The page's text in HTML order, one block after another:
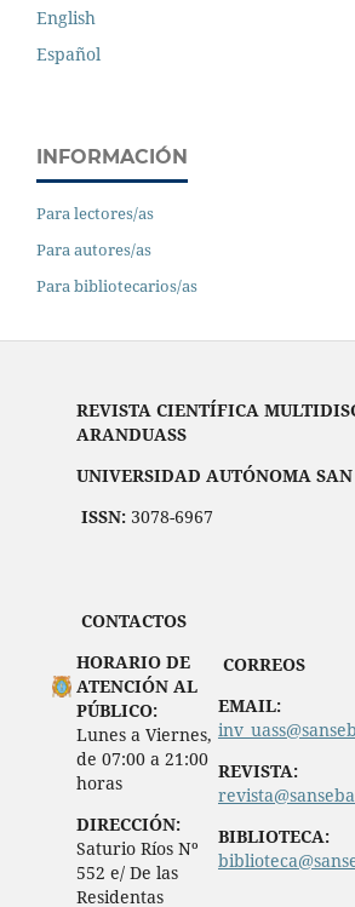
English
Español
INFORMACIÓN
Para lectores/as
Para autores/as
Para bibliotecarios/as
REVISTA CIENTÍFICA
ARANDUASS
UNIVERSIDAD AUTÓNOMA
ISSN: 3078-6967
CONTACTOS
HORARIO DE
ATENCIÓN AL
PÚBLICO:
Lunes a Viernes,
de 07:00 a 21:00
horas
DIRECCIÓN:
Saturio Ríos Nº
552 e/ De las
Residentas
CORREOS
EMAIL:
REVISTA:
BIBLIOTECA: